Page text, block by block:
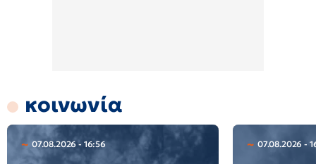
κοινωνία
07.08.2026 - 16:56 07.08.2026 -